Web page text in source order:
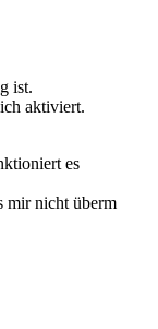
ist.
aktiviert.
es
mir nicht überm